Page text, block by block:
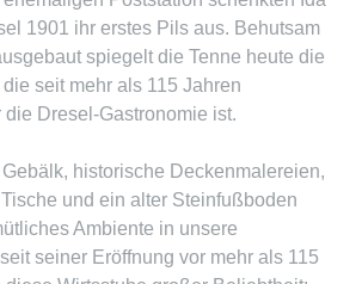
1901 ihr erstes Pils aus. Behutsam
spiegelt die Tenne heute die
seit mehr als 115 Jahren
Dresel-Gastronomie ist.
historische Deckenmalereien,
und ein alter Steinfußboden
Ambiente in unsere
seiner Eröffnung vor mehr als 115